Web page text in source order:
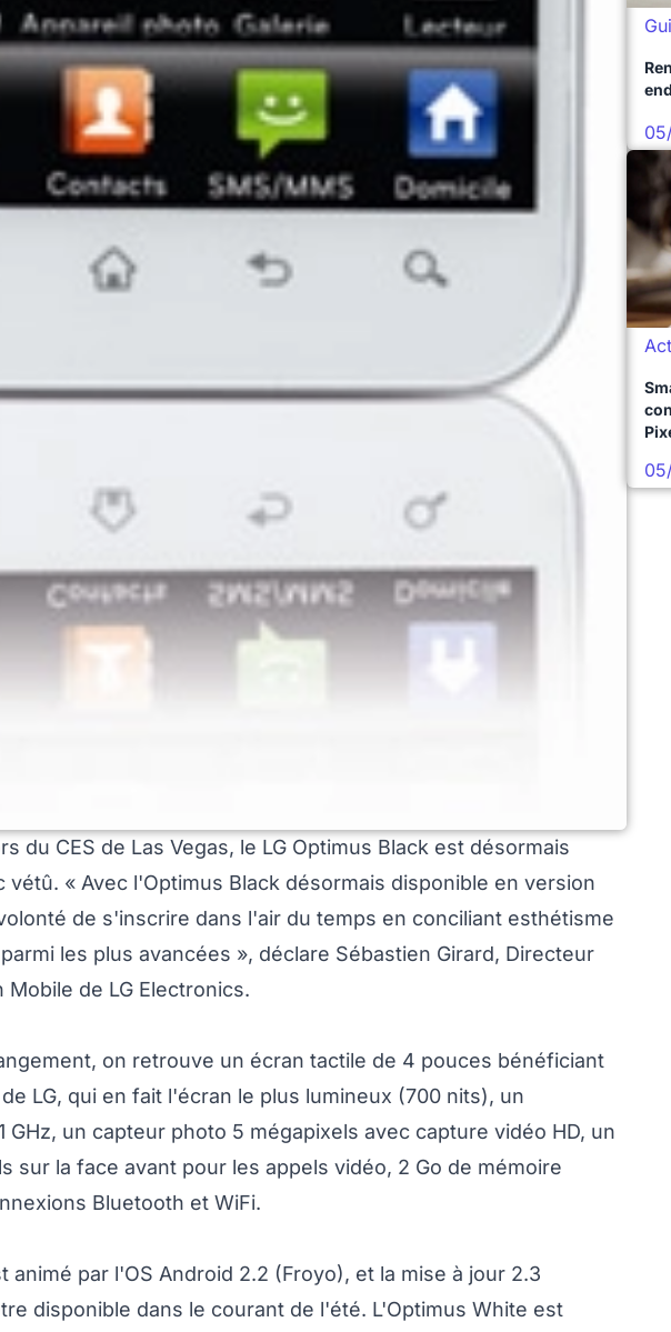
du CES de Las Vegas, le LG Optimus Black est désormais
vétû. « Avec l'Optimus Black désormais disponible en version
de s'inscrire dans l'air du temps en conciliant esthétisme
les plus avancées », déclare Sébastien Girard, Directeur
de LG Electronics.
on retrouve un écran tactile de 4 pouces bénéficiant
LG, qui en fait l'écran le plus lumineux (700 nits), un
GHz, un capteur photo 5 mégapixels avec capture vidéo HD, un
sur la face avant pour les appels vidéo, 2 Go de mémoire
Bluetooth et WiFi.
animé par l'OS Android 2.2 (Froyo), et la mise à jour 2.3
disponible dans le courant de l'été. L'Optimus White est